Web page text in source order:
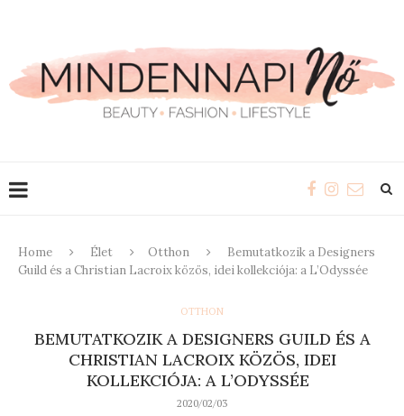
Home Élet Otthon
Bemutatkozik a Designers
Guild és a Christian Lacroix közös, idei kollekciója: a L’Odyssée
OTTHON
BEMUTATKOZIK A DESIGNERS GUILD ÉS A
CHRISTIAN LACROIX KÖZÖS, IDEI
KOLLEKCIÓJA: A L’ODYSSÉE
2020/02/03